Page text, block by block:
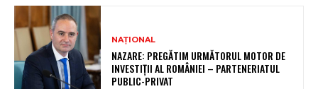
NAȚIONAL
NAZARE: PREGĂTIM URMĂTORUL MOTOR DE
INVESTIȚII AL ROMÂNIEI – PARTENERIATUL
PUBLIC-PRIVAT